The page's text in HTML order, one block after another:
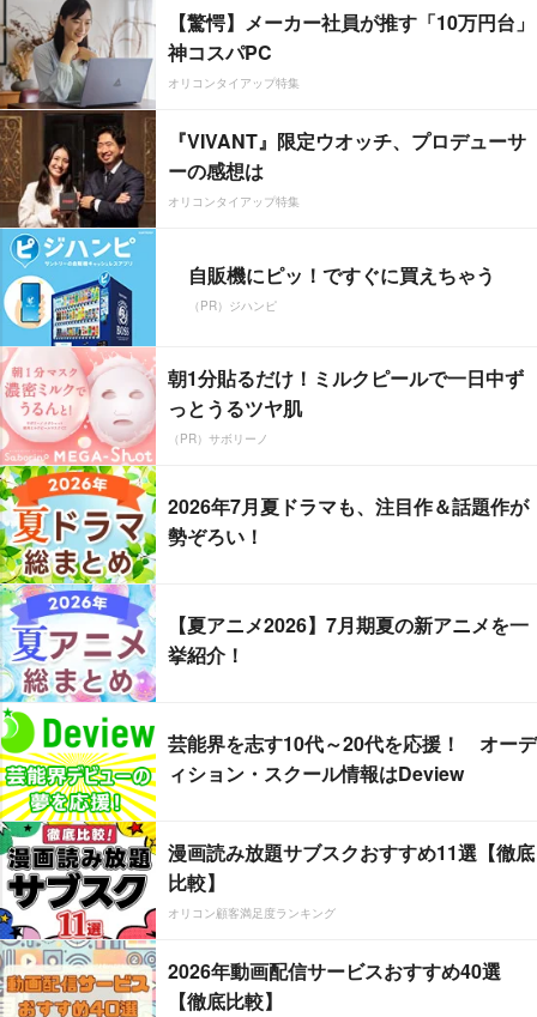
【驚愕】メーカー社員が推す「10万円台」
神コスパPC
オリコンタイアップ特集
『VIVANT』限定ウオッチ、プロデューサ
ーの感想は
オリコンタイアップ特集
自販機にピッ！ですぐに買えちゃう
（PR）ジハンピ
朝1分貼るだけ！ミルクピールで一日中ず
っとうるツヤ肌
（PR）サボリーノ
2026年7月夏ドラマも、注目作＆話題作が
勢ぞろい！
【夏アニメ2026】7月期夏の新アニメを一
挙紹介！
芸能界を志す10代～20代を応援！ オーデ
ィション・スクール情報はDeview
漫画読み放題サブスクおすすめ11選【徹底
比較】
オリコン顧客満足度ランキング
2026年動画配信サービスおすすめ40選
【徹底比較】